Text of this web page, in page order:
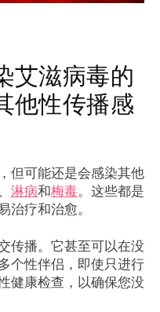
艾滋病毒的
他性传播感
但可能还是会感染其他
、 淋病和梅毒。这些都是
疗和治愈。
传播。它甚至可以在没
个性伴侣，即使只进行
健康检查，以确保您没